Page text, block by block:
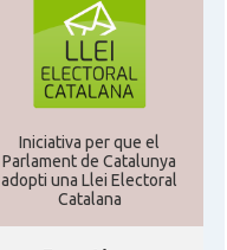
Iniciativa per que el
Parlament de Catalunya
adopti una Llei Electoral
Catalana